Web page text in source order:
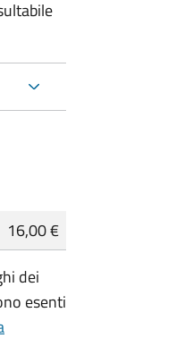
16,00 €
dei
esenti